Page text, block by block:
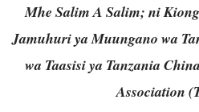
Mhe Salim A Salim; ni
Jamuhuri ya Muungano wa
wa Taasisi ya Tanzania
Association